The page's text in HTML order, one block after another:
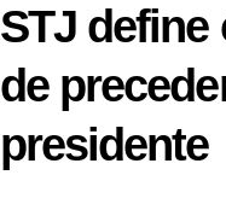
STJ
de
presidente